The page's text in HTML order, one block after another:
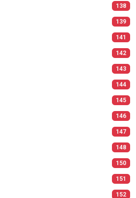
138
139
141
142
143
144
145
146
147
148
150
151
152